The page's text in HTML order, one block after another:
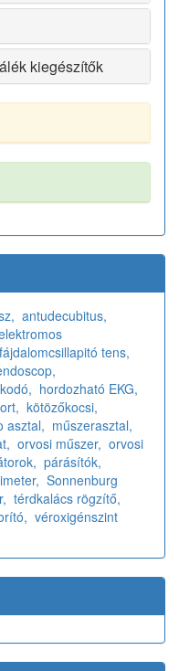
kiegészítők
antudecubitus,
fájdalomcsillapitó tens,
hordozható EKG,
kötözőkocsi,
asztal, műszerasztal,
orvosi műszer, orvosi
párásítók,
Sonnenburg
térdkalács rögzítő,
véroxigénszint